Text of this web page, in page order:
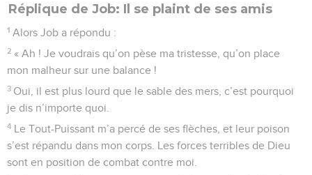
Réplique de Job: Il se plaint de ses amis
1 Alors Job a répondu :
2 « Ah ! Je voudrais qu’on pèse ma tristesse, qu’on place
mon malheur sur une balance !
3 Oui, il est plus lourd que le sable des mers, c’est pourquoi
je dis n’importe quoi.
4 Le Tout-Puissant m’a percé de ses flèches, et leur poison
s’est répandu dans mon corps. Les forces terribles de Dieu
sont en position de combat contre moi.